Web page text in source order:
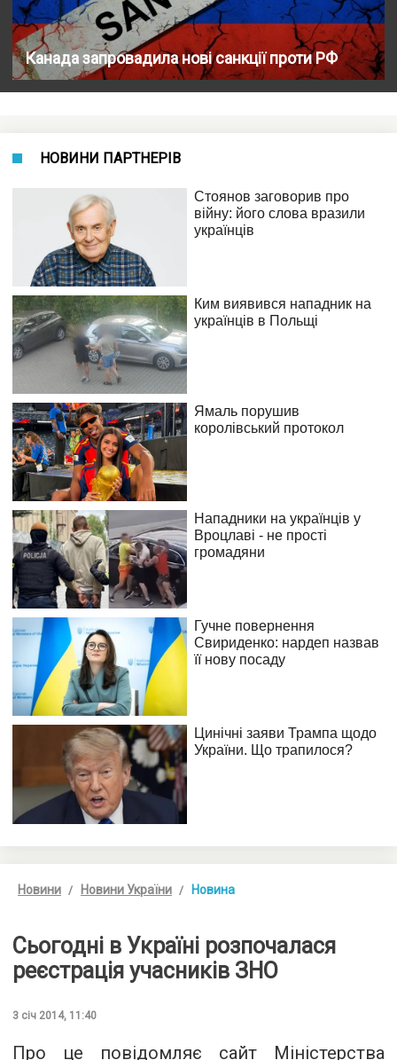
Канада запровадила нові санкції проти РФ
НОВИНИ ПАРТНЕРІВ
Новини Новини України Новина
Сьогодні в Україні розпочалася
реєстрація учасників ЗНО
3 січ 2014, 11:40
Про це повідомляє сайт Міністерства